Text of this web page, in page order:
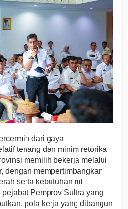
dari gaya
tenang dan minim retorika
memilih bekerja melalui
dengan mempertimbangkan
serta kebutuhan riil
Pemprov Sultra yang
pola kerja yang dibangun